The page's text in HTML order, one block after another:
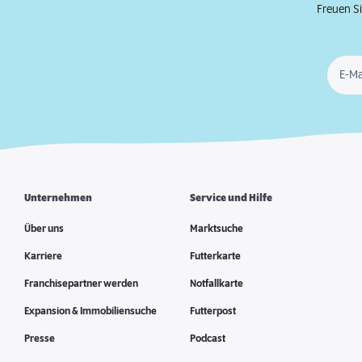
Freuen
E-
Unternehmen
Über uns
Karriere
Franchisepartner werden
Expansion & Immobiliensuche
Presse
Service und Hilfe
Marktsuche
Futterkarte
Notfallkarte
Futterpost
Podcast